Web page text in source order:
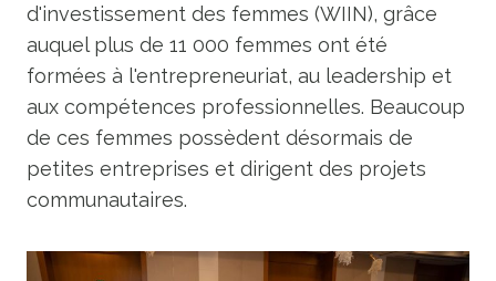
d'investissement des femmes (WIIN), grâce
auquel plus de 11 000 femmes ont été
formées à l'entrepreneuriat, au leadership et
aux compétences professionnelles. Beaucoup
de ces femmes possèdent désormais de
petites entreprises et dirigent des projets
communautaires.